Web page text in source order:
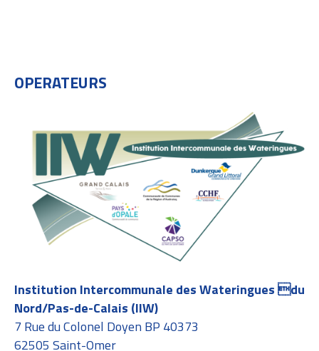
OPERATEURS
Institution Intercommunale des Wateringues du
Nord/Pas-de-Calais (IIW)
7 Rue du Colonel Doyen BP 40373
62505 Saint-Omer